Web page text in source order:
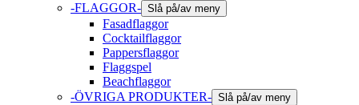
-FLAGGOR- Slå på/av meny
Fasadflaggor
Cocktailflaggor
Pappersflaggor
Flaggspel
Beachflaggor
-ÖVRIGA PRODUKTER- Slå på/av meny